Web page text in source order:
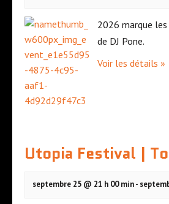
2026 marque
de DJ Pone.
Voir les détails »
Utopia Festival |
septembre 25 @ 21 h 00 min-